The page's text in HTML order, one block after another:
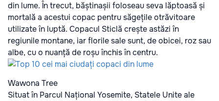
din lume. În trecut, băștinașii foloseau seva lăptoasă și
mortală a acestui copac pentru săgețile otrăvitoare
utilizate în luptă. Copacul Sticlă crește astăzi în
regiunile montane, iar florile sale sunt, de obicei, roz sau
albe, cu o nuanță de roșu închis în centru.
Wawona Tree
Situat în Parcul Național Yosemite, Statele Unite ale